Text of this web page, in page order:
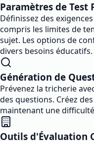
Paramètres de Test
Définissez des
compris les limites de
sujet. Les options de
divers besoins éducatifs.
Génération de
Prévenez la tricherie
des questions. Créez
maintenant une
Outils d'Évaluation